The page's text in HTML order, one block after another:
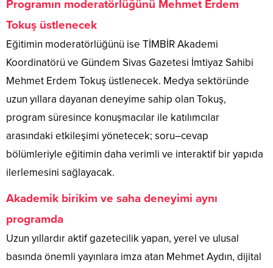
Programın moderatörlüğünü Mehmet Erdem
Tokuş üstlenecek
Eğitimin moderatörlüğünü ise TİMBİR Akademi
Koordinatörü ve Gündem Sivas Gazetesi İmtiyaz Sahibi
Mehmet Erdem Tokuş üstlenecek. Medya sektöründe
uzun yıllara dayanan deneyime sahip olan Tokuş,
program süresince konuşmacılar ile katılımcılar
arasındaki etkileşimi yönetecek; soru–cevap
bölümleriyle eğitimin daha verimli ve interaktif bir yapıda
ilerlemesini sağlayacak.
Akademik birikim ve saha deneyimi aynı
programda
Uzun yıllardır aktif gazetecilik yapan, yerel ve ulusal
basında önemli yayınlara imza atan Mehmet Aydın, dijital